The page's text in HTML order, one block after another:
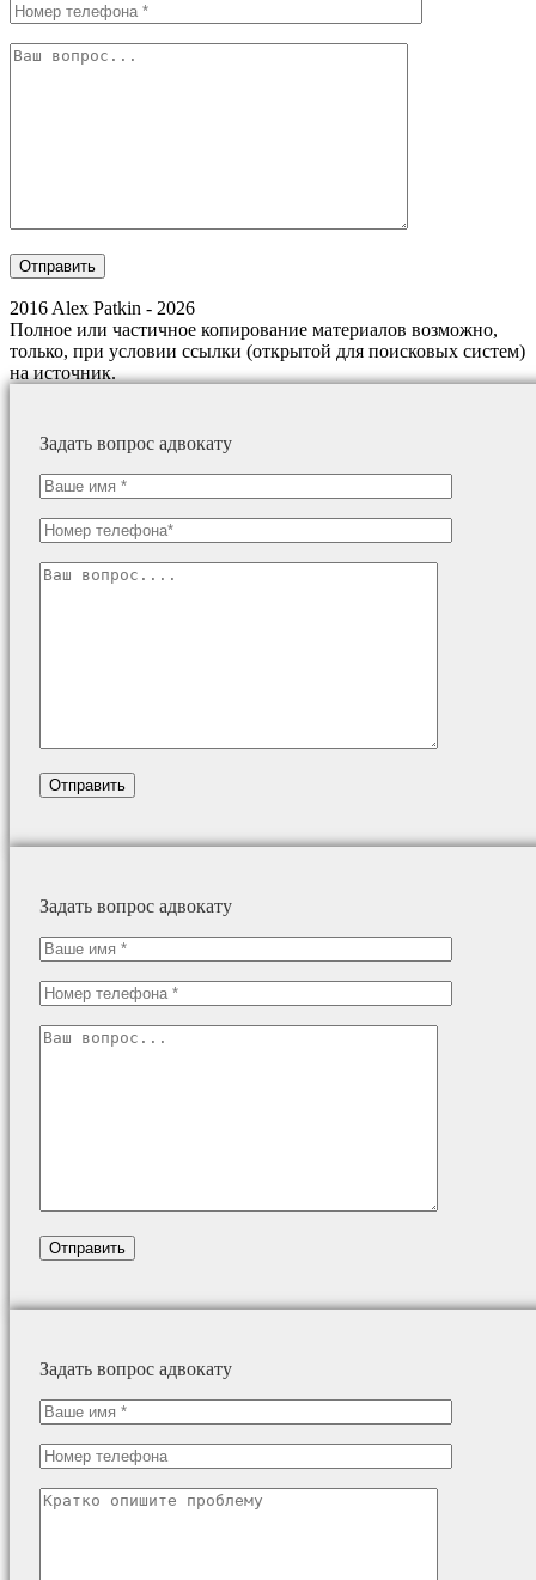
2016 Alex Patkin - 2026
Полное или частичное копирование материалов возможно,
только, при условии ссылки (открытой для поисковых систем)
на источник.
Задать вопрос адвокату
Задать вопрос адвокату
Задать вопрос адвокату